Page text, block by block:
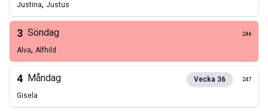
Justina, Justus
3 Söndag 246
Alva, Alfhild
4 Måndag Vecka 36 247
Gisela